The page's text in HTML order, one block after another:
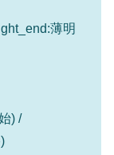
薄明
) /